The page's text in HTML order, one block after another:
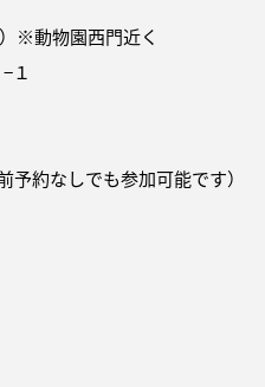
※動物園西門近く
１
予約なしでも参加可能です）